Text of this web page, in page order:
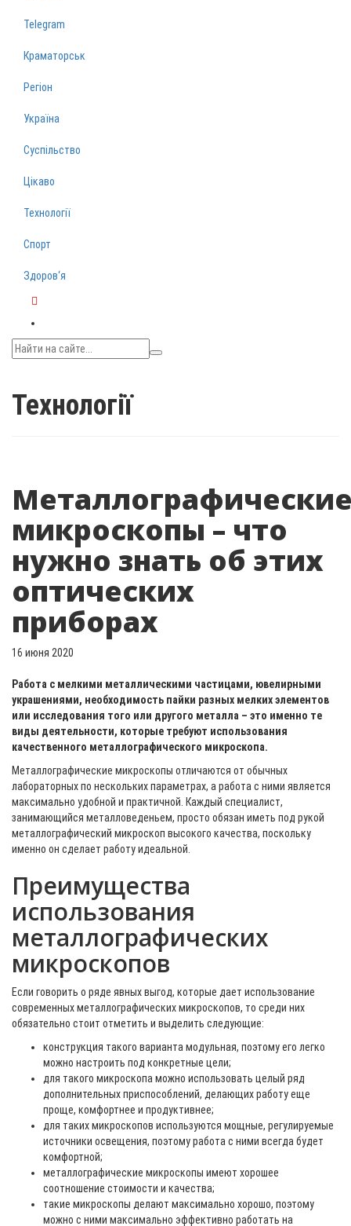
Telegram
Краматорськ
Регіон
Україна
Суспільство
Цікаво
Технології
Спорт
Здоров‘я
Технології
микроскопы – что
нужно знать об этих
оптических
приборах
16 июня 2020
Работа с мелкими металлическими частицами, ювелирными
украшениями, необходимость пайки разных мелких элементов
или исследования того или другого металла – это именно те
виды деятельности, которые требуют использования
качественного металлографического микроскопа.
Металлографические микроскопы отличаются от обычных
лабораторных по нескольких параметрах, а работа с ними является
максимально удобной и практичной. Каждый специалист,
занимающийся металловеденьем, просто обязан иметь под рукой
металлографический микроскоп высокого качества, поскольку
именно он сделает работу идеальной.
Преимущества
использования
металлографических
микроскопов
Если говорить о ряде явных выгод, которые дает использование
современных металлографических микроскопов, то среди них
обязательно стоит отметить и выделить следующие:
конструкция такого варианта модульная, поэтому его легко
можно настроить под конкретные цели;
для такого микроскопа можно использовать целый ряд
дополнительных приспособлений, делающих работу еще
проще, комфортнее и продуктивнее;
для таких микроскопов используются мощные, регулируемые
источники освещения, поэтому работа с ними всегда будет
комфортной;
металлографические микроскопы имеют хорошее
соотношение стоимости и качества;
такие микроскопы делают максимально хорошо, поэтому
можно с ними максимально эффективно работать на